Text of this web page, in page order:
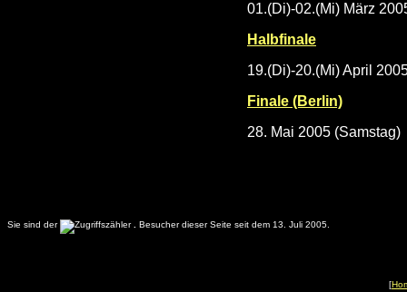
01.(Di)-02.(Mi) März
Halbfinale
19.(Di)-20.(Mi) April
Finale (Berlin)
28. Mai 2005 (Samstag)
Sie sind der . Besucher dieser Seite seit dem 13. Juli 2005.
[